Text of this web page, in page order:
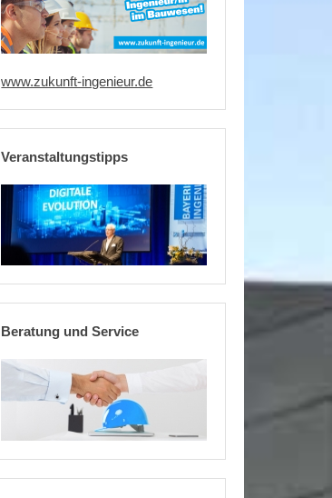
www.zukunft-ingenieur.de
Veranstaltungstipps
Beratung und Service